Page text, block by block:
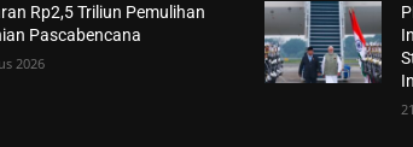
Rp2,5 Triliun Pemulihan
Pascabencana
2026